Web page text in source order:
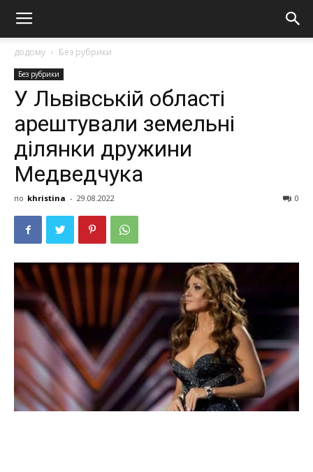
додому Без рубрики
Без рубрики
У Львівській області
aрeштyвaли земельні
ділянки дружини
Медведчука
по khristina - 29.08.2022 0